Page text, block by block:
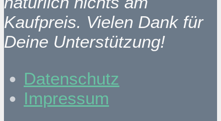
Kaufpreis. Vielen Dank für
Deine Unterstützung!
Datenschutz
Impressum